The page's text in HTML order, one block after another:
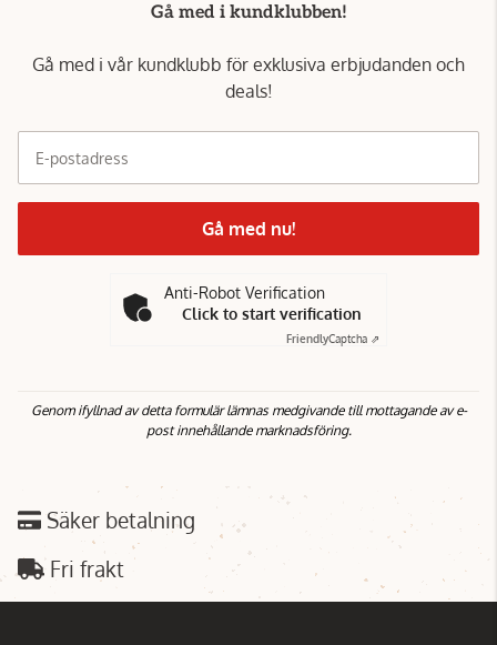
Gå med i kundklubben!
Gå med i vår kundklubb för exklusiva erbjudanden och
deals!
E-postadress
Gå med nu!
Anti-Robot Verification
Click to start verification
FriendlyCaptcha ⇗
Genom ifyllnad av detta formulär lämnas medgivande till mottagande av e-
post innehållande marknadsföring.
Säker betalning
Fri frakt